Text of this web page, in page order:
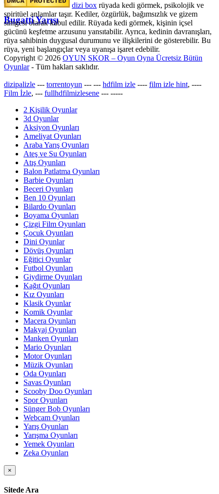
Bugatti Yarışı
dizi box rüyada kedi görmek​, psikolojik ve
spiritüel anlamlar taşır. Kediler, özgürlük, bağımsızlık ve gizem
simgesi olarak kabul edilir. Rüyada kedi görmek, kişinin içsel
gücünü keşfetme arzusunu yansıtabilir. Ayrıca, kedinin davranışları,
rüya sahibinin duygusal durumunu ve ilişkilerini de gösterebilir. Bu
rüya, yeni başlangıçlar veya uyanışa işaret edebilir.
Copyright © 2026 OYUN SKOR – Oyun Oyna Ücretsiz Bütün
Oyunlar- Tüm hakları saklıdır.
dizipalizle --- torrentoyun --- --- hdfilm izle ---- film izle hint, ----
Film İzle, --- fullhdfilmizlesene --- -----
2 Kişilik Oyunlar
3d Oyunlar
Aksiyon Oyunları
Ameliyat Oyunları
Araba Yarış Oyunları
Ateş ve Su Oyunları
Atış Oyunları
Balon Patlatma Oyunları
Barbie Oyunları
Beceri Oyunları
Ben 10 Oyunları
Bilardo Oyunları
Boyama Oyunları
Çizgi Film Oyunları
Çocuk Oyunları
Dini Oyunlar
Dövüş Oyunları
Eğitici Oyunlar
Futbol Oyunları
Giydirme Oyunları
Kağıt Oyunları
Kız Oyunları
Klasik Oyunlar
Komik Oyunlar
Macera Oyunları
Makyaj Oyunları
Manken Oyunları
Mario Oyunları
Motor Oyunları
Müzik Oyunları
Oda Oyunları
Savas Oyunları
Scooby Doo Oyunları
Spor Oyunları
Sünger Bob Oyunları
Webcam Oyunları
Yarış Oyunları
Yarışma Oyunları
Yemek Oyunları
Zeka Oyunları
×
Sitede Ara